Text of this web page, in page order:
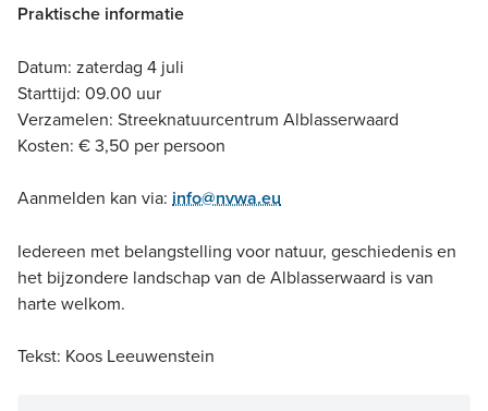
Praktische informatie
Datum: zaterdag 4 juli
Starttijd: 09.00 uur
Verzamelen: Streeknatuurcentrum Alblasserwaard
Kosten: € 3,50 per persoon
Aanmelden kan via: info@nvwa.eu
Iedereen met belangstelling voor natuur, geschiedenis en
het bijzondere landschap van de Alblasserwaard is van
harte welkom.
Tekst: Koos Leeuwenstein